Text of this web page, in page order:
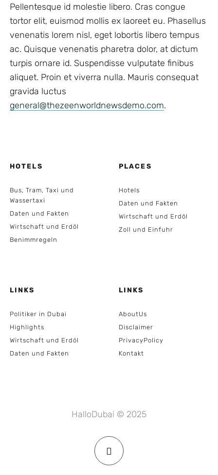
Pellentesque id molestie libero. Cras congue
tortor elit, euismod mollis ex laoreet eu. Phasellus
venenatis lorem nisl, eget lobortis libero tempus
ac. Quisque venenatis pharetra dolor, at dictum
turpis ornare id. Suspendisse vulputate finibus
aliquet. Proin et viverra nulla. Mauris consequat
gravida luctus
general@thezeenworldnewsdemo.com.
HOTELS
Bus, Tram, Taxi und
Wassertaxi
Daten und Fakten
Wirtschaft und Erdöl
Benimmregeln
PLACES
Hotels
Daten und Fakten
Wirtschaft und Erdöl
Zoll und Einfuhr
LINKS
Politiker in Dubai
Highlights
Wirtschaft und Erdöl
Daten und Fakten
LINKS
AboutUs
Disclaimer
PrivacyPolicy
Kontakt
HalloDubai © 2025